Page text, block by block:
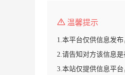
温馨提示
1.本平台仅供信息发
2.请告知对方该信息是
3.本站仅提供信息平